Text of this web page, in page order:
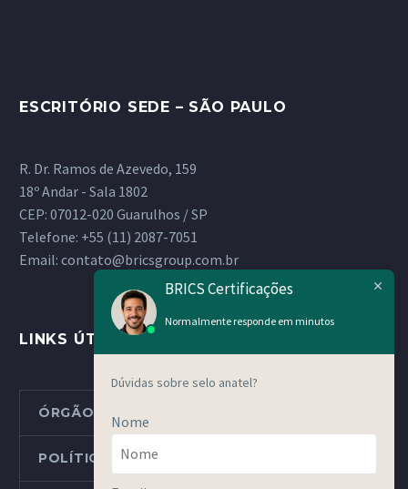
ESCRITÓRIO SEDE – SÃO PAULO
R. Dr. Ramos de Azevedo, 159
18º Andar - Sala 1802
CEP: 07012-020 Guarulhos / SP
Telefone: +55 (11) 2087-7051
Email: contato@bricsgroup.com.br
LINKS ÚTEIS
ÓRGÃOS METROLÓGICOS ESTADUAIS
POLÍTICAS E PROCEDIMENTOS
BRICS Certificações
Normalmente responde em minutos
Dúvidas sobre selo anatel?
Nome